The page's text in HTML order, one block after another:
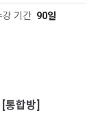
강 기간 90일
합방]